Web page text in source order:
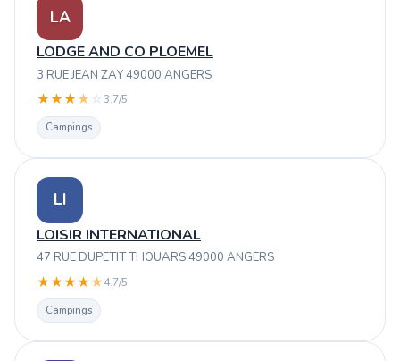
LA
LODGE AND CO PLOEMEL
3 RUE JEAN ZAY 49000 ANGERS
★★★★ ☆3.7/5
Campings
LI
LOISIR INTERNATIONAL
47 RUE DUPETIT THOUARS 49000 ANGERS
★★★★★4.7/5
Campings